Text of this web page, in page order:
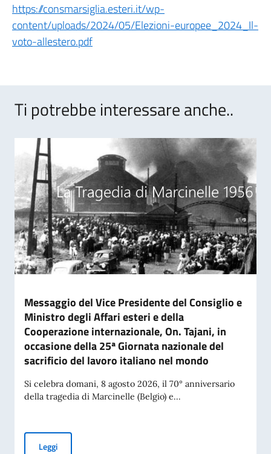
https://consmarsiglia.esteri.it/wp-
content/uploads/2024/05/Elezioni-europee_2024_Il-
voto-allestero.pdf
Ti potrebbe interessare anche..
Messaggio del Vice Presidente del Consiglio e
Ministro degli Affari esteri e della
Cooperazione internazionale, On. Tajani, in
occasione della 25ª Giornata nazionale del
sacrificio del lavoro italiano nel mondo
Si celebra domani, 8 agosto 2026, il 70° anniversario
della tragedia di Marcinelle (Belgio) e...
LeggiMessaggio del Vice Presidente del Consiglio e Ministro